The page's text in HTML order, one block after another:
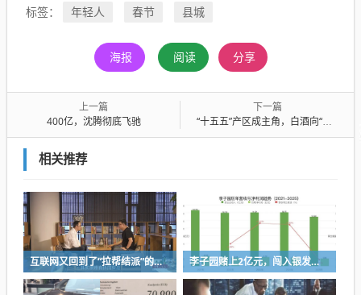
标签： 年轻人 春节 县城
海报 阅读 分享
上一篇
400亿，沈腾彻底飞驰
下一篇
“十五五”产区成主角，白酒向“绿”向“新”
相关推荐
互联网又回到了“拉帮结派”的时代 李子园赌上2亿元，闯入银发市场